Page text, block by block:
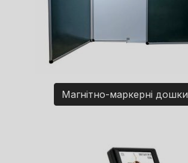
Магнітно-маркерні дошки